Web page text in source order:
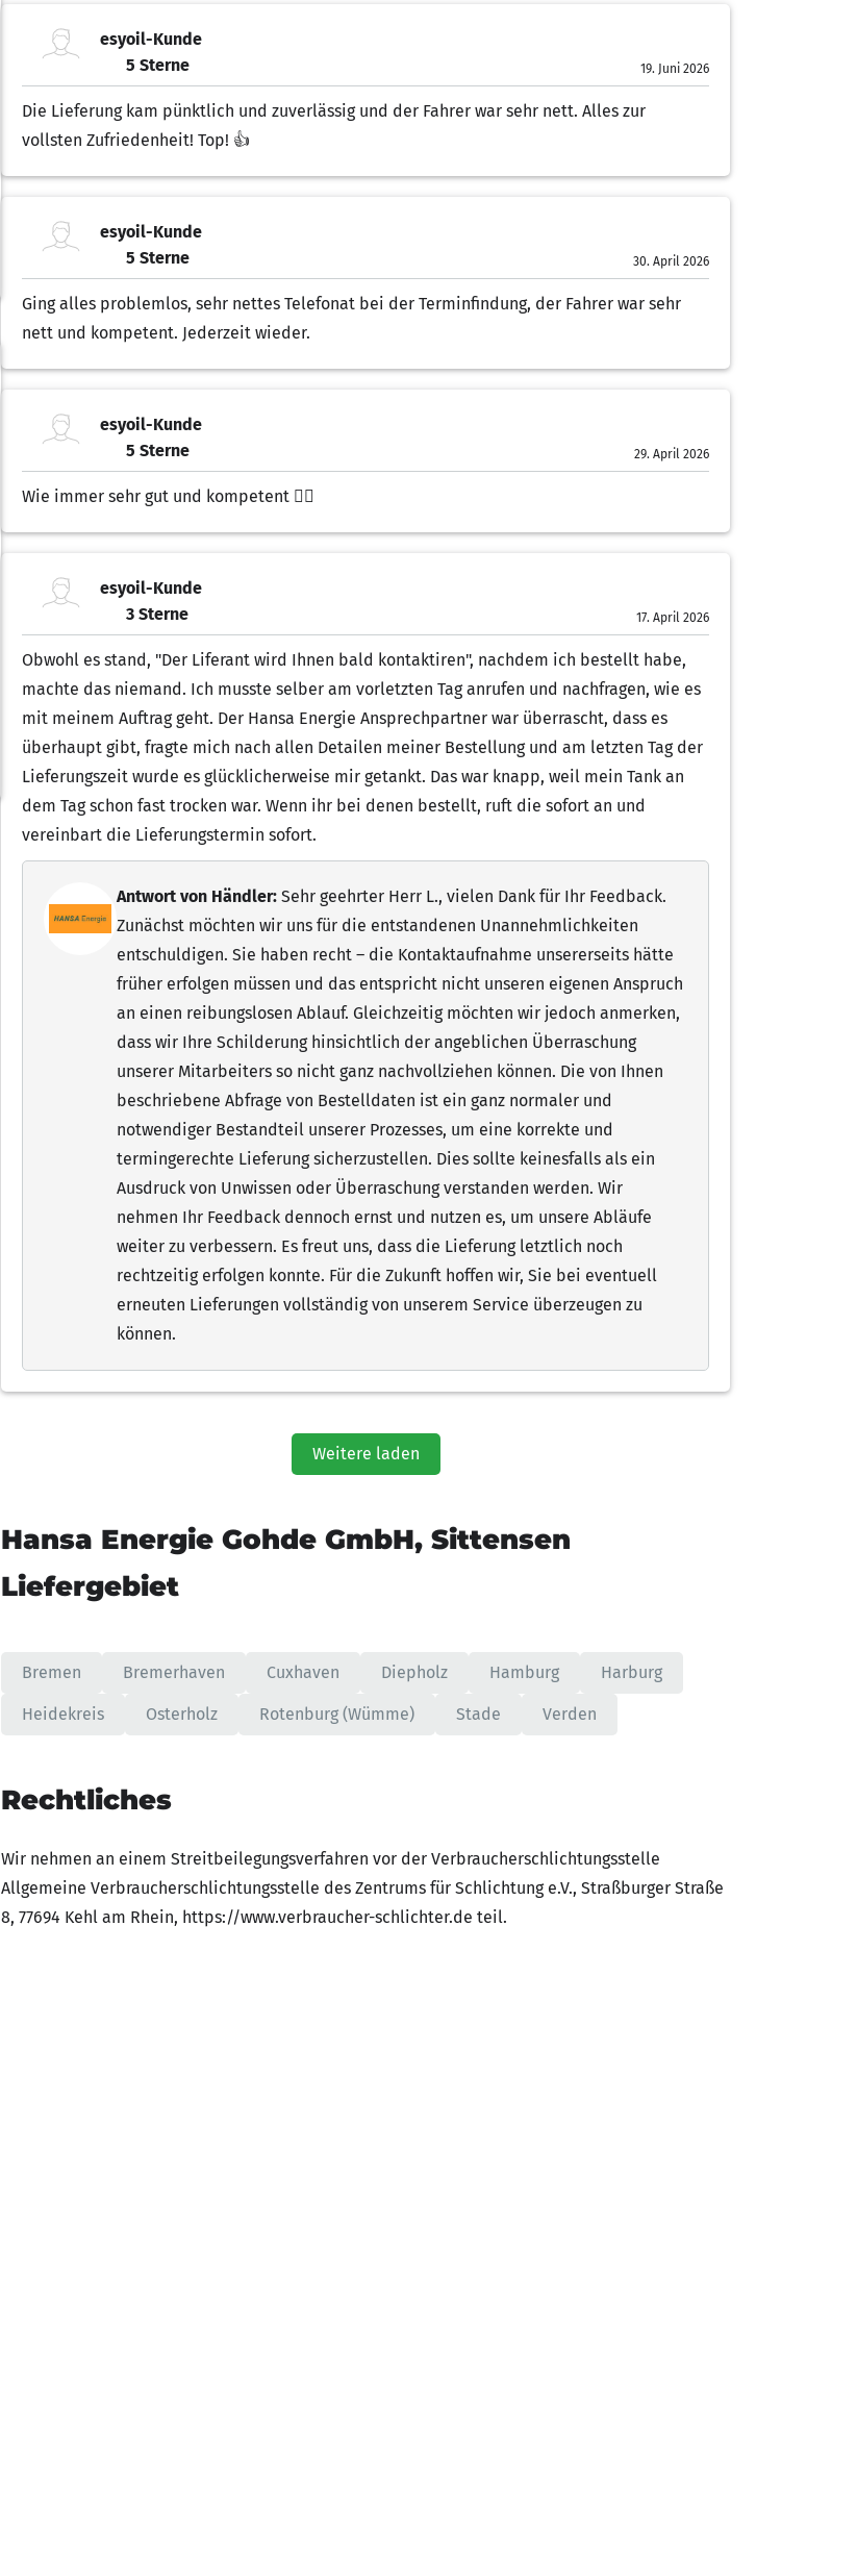
esyoil-Kunde
5 Sterne
19. Juni 2026
Die Lieferung kam pünktlich und zuverlässig und der Fahrer war sehr nett. Alles zur
vollsten Zufriedenheit! Top! 👍
esyoil-Kunde
5 Sterne
30. April 2026
Ging alles problemlos, sehr nettes Telefonat bei der Terminfindung, der Fahrer war sehr
nett und kompetent. Jederzeit wieder.
esyoil-Kunde
5 Sterne
29. April 2026
Wie immer sehr gut und kompetent 👍🏽
esyoil-Kunde
3 Sterne
17. April 2026
Obwohl es stand, "Der Liferant wird Ihnen bald kontaktiren", nachdem ich bestellt habe,
machte das niemand. Ich musste selber am vorletzten Tag anrufen und nachfragen, wie es
mit meinem Auftrag geht. Der Hansa Energie Ansprechpartner war überrascht, dass es
überhaupt gibt, fragte mich nach allen Detailen meiner Bestellung und am letzten Tag der
Lieferungszeit wurde es glücklicherweise mir getankt. Das war knapp, weil mein Tank an
dem Tag schon fast trocken war. Wenn ihr bei denen bestellt, ruft die sofort an und
vereinbart die Lieferungstermin sofort.
Antwort von Händler: Sehr geehrter Herr L., vielen Dank für Ihr Feedback.
Zunächst möchten wir uns für die entstandenen Unannehmlichkeiten
entschuldigen. Sie haben recht – die Kontaktaufnahme unsererseits hätte
früher erfolgen müssen und das entspricht nicht unseren eigenen Anspruch
an einen reibungslosen Ablauf. Gleichzeitig möchten wir jedoch anmerken,
dass wir Ihre Schilderung hinsichtlich der angeblichen Überraschung
unserer Mitarbeiters so nicht ganz nachvollziehen können. Die von Ihnen
beschriebene Abfrage von Bestelldaten ist ein ganz normaler und
notwendiger Bestandteil unserer Prozesses, um eine korrekte und
termingerechte Lieferung sicherzustellen. Dies sollte keinesfalls als ein
Ausdruck von Unwissen oder Überraschung verstanden werden. Wir
nehmen Ihr Feedback dennoch ernst und nutzen es, um unsere Abläufe
weiter zu verbessern. Es freut uns, dass die Lieferung letztlich noch
rechtzeitig erfolgen konnte. Für die Zukunft hoffen wir, Sie bei eventuell
erneuten Lieferungen vollständig von unserem Service überzeugen zu
können.
Weitere laden
Hansa Energie Gohde GmbH, Sittensen
Liefergebiet
Bremen Bremerhaven Cuxhaven Diepholz Hamburg Harburg
Heidekreis Osterholz Rotenburg (Wümme) Stade Verden
Rechtliches
Wir nehmen an einem Streitbeilegungsverfahren vor der Verbraucherschlichtungsstelle
Allgemeine Verbraucherschlichtungsstelle des Zentrums für Schlichtung e.V., Straßburger Straße
8, 77694 Kehl am Rhein, https://www.verbraucher-schlichter.de teil.